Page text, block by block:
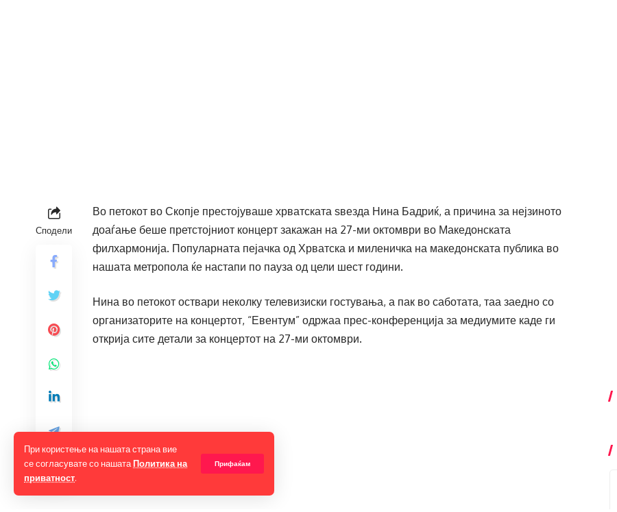
При користење на нашата страна вие
се согласувате со нашатаПолитика на
приватност.
Прифаќам
Сподели
Во петокот во Скопје престојуваше хрватската ѕвезда Нина Бадриќ, а причина за нејзиното
доаѓање беше претстојниот концерт закажан на 27-ми октомври во Македонската
филхармонија. Популарната пејачка од Хрватска и миленичка на македонската публика во
нашата метропола ќе настапи по пауза од цели шест години.
Нина во петокот оствари неколку телевизиски гостувања, а пак во саботата, таа заедно со
организаторите на концертот, “Евентум” одржаа прес-конференција за медиумите каде ги
открија сите детали за концертот на 27-ми октомври.